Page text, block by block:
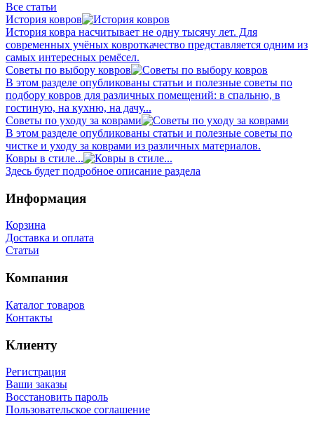
Все статьи
История ковров
История ковра насчитывает не одну тысячу лет. Для
современных учёных ковроткачество представляется одним из
самых интересных ремёсел.
Советы по выбору ковров
В этом разделе опубликованы статьи и полезные советы по
подбору ковров для различных помещений: в спальню, в
гостиную, на кухню, на дачу...
Советы по уходу за коврами
В этом разделе опубликованы статьи и полезные советы по
чистке и уходу за коврами из различных материалов.
Ковры в стиле...
Здесь будет подробное описание раздела
Информация
Корзина
Доставка и оплата
Статьи
Компания
Каталог товаров
Контакты
Клиенту
Регистрация
Ваши заказы
Восстановить пароль
Пользовательское соглашение